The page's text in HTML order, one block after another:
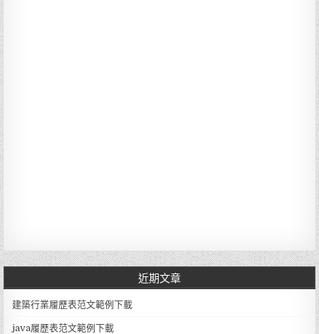
近期文章
建築行業履歷表范文範例下載
java履歷表范文範例下載